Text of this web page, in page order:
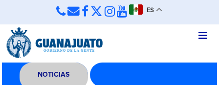
ES
NOTICIAS